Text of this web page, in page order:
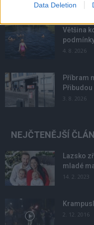
Data Deletion
Většina
4. 8. 2026
Příbram
3. 8. 2026
NEJČTENĚJŠÍ
Lazsko
mladé
14. 2. 2023
2. 12. 2016